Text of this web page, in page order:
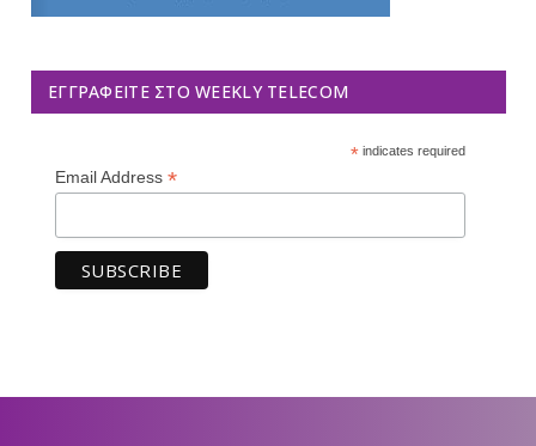
ΕΓΓΡΑΦΕΊΤΕ ΣΤΟ WEEKLY TELECOM
*indicates required
Email Address *